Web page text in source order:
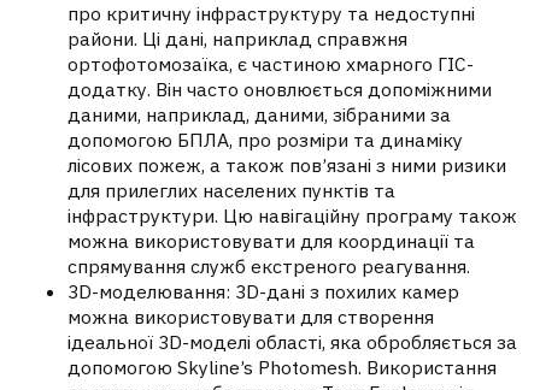
про критичну інфраструктуру та недоступні
райони. Ці дані, наприклад справжня
ортофотомозаїка, є частиною хмарного ГІС-
додатку. Він часто оновлюється допоміжними
даними, наприклад, даними, зібраними за
допомогою БПЛА, про розміри та динаміку
лісових пожеж, а також пов’язані з ними ризики
для прилеглих населених пунктів та
інфраструктури. Цю навігаційну програму також
можна використовувати для координації та
спрямування служб екстреного реагування.
3D-моделювання: 3D-дані з похилих камер
можна використовувати для створення
ідеальної 3D-моделі області, яка обробляється за
допомогою Skyline’s Photomesh. Використання